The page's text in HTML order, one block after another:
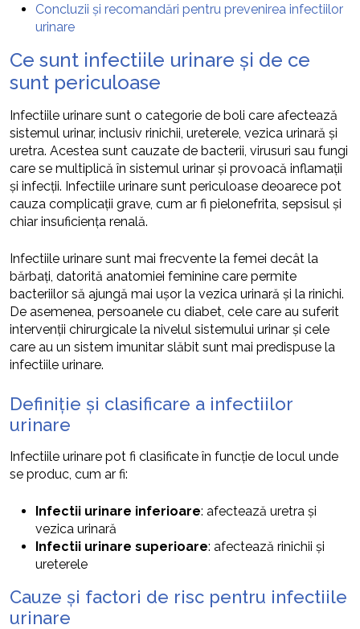
Concluzii și recomandări pentru prevenirea infectiilor
urinare
Ce sunt infectiile urinare și de ce
sunt periculoase
Infectiile urinare sunt o categorie de boli care afectează
sistemul urinar, inclusiv rinichii, ureterele, vezica urinară și
uretra. Acestea sunt cauzate de bacterii, virusuri sau fungi
care se multiplică în sistemul urinar și provoacă inflamații
și infecții. Infectiile urinare sunt periculoase deoarece pot
cauza complicații grave, cum ar fi pielonefrita, sepsisul și
chiar insuficiența renală.
Infectiile urinare sunt mai frecvente la femei decât la
bărbați, datorită anatomiei feminine care permite
bacteriilor să ajungă mai ușor la vezica urinară și la rinichi.
De asemenea, persoanele cu diabet, cele care au suferit
intervenții chirurgicale la nivelul sistemului urinar și cele
care au un sistem imunitar slăbit sunt mai predispuse la
infectiile urinare.
Definiție și clasificare a infectiilor
urinare
Infectiile urinare pot fi clasificate în funcție de locul unde
se produc, cum ar fi:
Infectii urinare inferioare: afectează uretra și
vezica urinară
Infectii urinare superioare: afectează rinichii și
ureterele
Cauze și factori de risc pentru infectiile
urinare